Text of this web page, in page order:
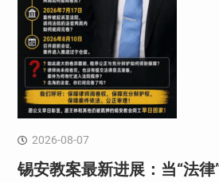
2026-08-07
锡安教案最新进展：当“法